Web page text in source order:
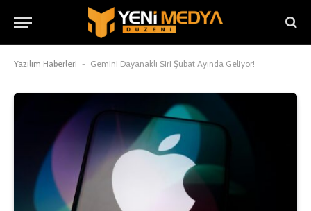
Yazılım Haberleri - Gemini Dayanaklı Siri Şubat Ayında Geliyor!